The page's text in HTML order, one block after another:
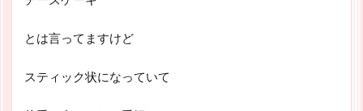
とは言ってますけど
スティック状になっていて